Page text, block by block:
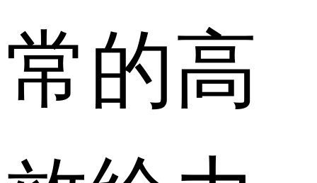
常的高